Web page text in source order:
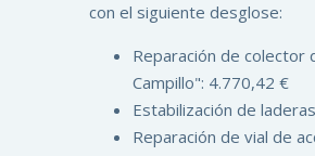
con el siguiente desglose:
Reparación de colector
Campillo": 4.770,42 €
Estabilización de
Reparación de vial de